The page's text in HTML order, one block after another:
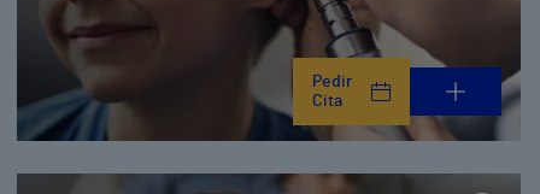
Pedir
Cita